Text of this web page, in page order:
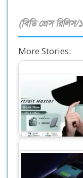
(বিডি প্রেস
More Stories:
অনার ২০০ এবং
প্রো প্রি-বুকিংয়ে
অফার